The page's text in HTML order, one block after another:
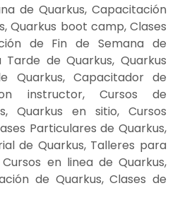
de Quarkus, Capacitación
Quarkus boot camp, Clases
de Fin de Semana de
de Quarkus, Quarkus
Quarkus, Capacitador de
instructor, Cursos de
Quarkus en sitio, Cursos
Particulares de Quarkus,
de Quarkus, Talleres para
en linea de Quarkus,
de Quarkus, Clases de